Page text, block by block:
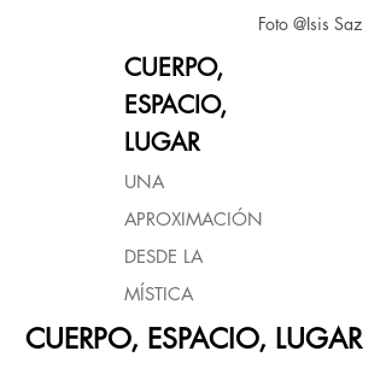
Foto @Isis Saz
CUERPO,
ESPACIO,
LUGAR
UNA
APROXIMACIÓN
DESDE LA
MÍSTICA
CUERPO, ESPACIO, LUGAR